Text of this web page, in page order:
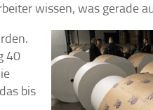
wissen, was gerade
40
bis